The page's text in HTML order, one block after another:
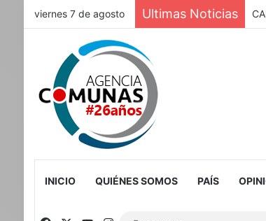
viernes 7 de agosto Ultimas Noticias
INICIO QUIÉNES SOMOS PAÍS